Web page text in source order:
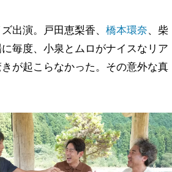
出演。戸田恵梨香、 橋本環奈、柴
毎度、小泉とムロがナイスなリア
が起こらなかった。その意外な真